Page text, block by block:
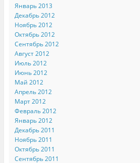
Январь 2013
Декабрь 2012
Ноябрь 2012
Октябрь 2012
Сентябрь 2012
Август 2012
Июль 2012
Июнь 2012
Май 2012
Апрель 2012
Март 2012
Февраль 2012
Январь 2012
Декабрь 2011
Ноябрь 2011
Октябрь 2011
Сентябрь 2011